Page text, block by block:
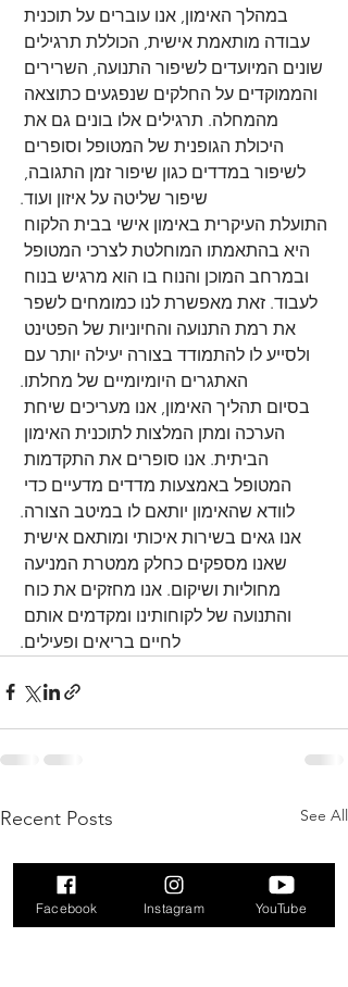
במהלך האימון, אנו עוברים על תוכנית
עבודה מותאמת אישית, הכוללת תרגילים
שונים המיועדים לשיפור התנועה, השרירים
והממוקדים על החלקים שנפגעים כתוצאה
מהמחלה. תרגילים אלו בונים גם את
היכולת הגופנית של המטופל וסופרים
לשיפור במדדים כגון שיפור זמן התגובה,
התועלת העיקרית באימון אישי בבית הלקוח
היא בהתאמתו המוחלטת לצרכי המטופל
ובמרחב המוכן והנוח בו הוא מרגיש בנוח
לעבוד. זאת מאפשרת לנו כמומחים לשפר
את רמת התנועה והחיוניות של הפטינט
ולסייע לו להתמודד בצורה יעילה יותר עם
בסיום תהליך האימון, אנו מעריכים שיחת
הערכה ומתן המלצות לתוכנית האימון
הביתית. אנו סופרים את התקדמות
המטופל באמצעות מדדים מדעיים כדי
אנו גאים בשירות איכותי ומותאם אישית
שאנו מספקים כחלק ממטרת המניעה
מחוליות ושיקום. אנו מחזקים את כוח
והתנועה של לקוחותינו ומקדמים אותם
לחיים בריאים ופעילים.
Recent Posts See All
Facebook Instagram YouTube